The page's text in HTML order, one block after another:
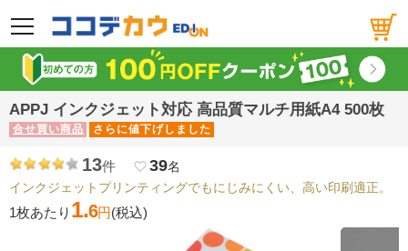
メニュー
APPJ インクジェット対応 高品質マルチ用紙A4 500枚
合せ買い商品 さらに値下げしました
13件 favorite_border39名
インクジェットプリンティングでもにじみにくい、高い印刷適正。
1枚あたり 1.6円(税込)